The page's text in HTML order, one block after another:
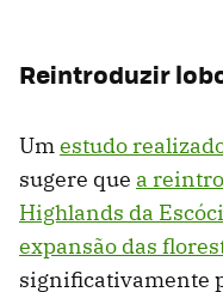
Reintroduzir
Umestudo
sugere que a
Highlands da
expansão das
significativamente